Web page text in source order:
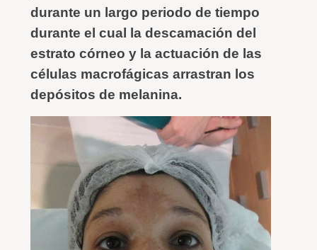
durante un largo periodo de tiempo
durante el cual la descamación del
estrato córneo y la actuación de las
células macrofágicas arrastran los
depósitos de melanina.